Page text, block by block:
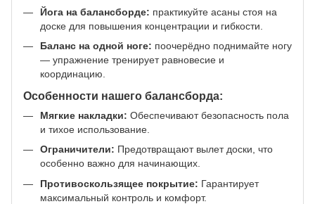
Йога на балансборде: практикуйте асаны стоя на
доске для повышения концентрации и гибкости.
Баланс на одной ноге: поочерёдно поднимайте ногу
— упражнение тренирует равновесие и
координацию.
Особенности нашего балансборда:
Мягкие накладки: Обеспечивают безопасность пола
и тихое использование.
Ограничители: Предотвращают вылет доски, что
особенно важно для начинающих.
Противоскользящее покрытие: Гарантирует
максимальный контроль и комфорт.